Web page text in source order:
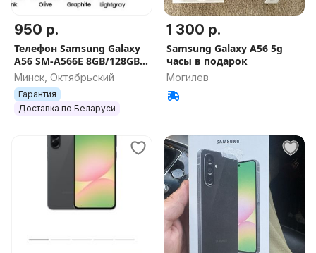
950 р.
Телефон Samsung Galaxy
A56 SM-A566E 8GB/128GB,
8GB/256GB, 12GB/256GB ,
Минск, Октябрьский
Гарантия
Доставка по Беларуси
1 300 р.
Samsung Galaxy A56 5g
часы в подарок
Могилев